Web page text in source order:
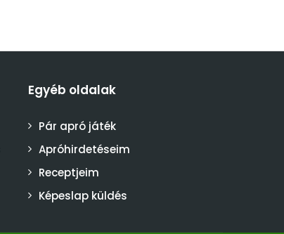
Egyéb oldalak
Pár apró játék
Apróhirdetéseim
Receptjeim
Képeslap küldés